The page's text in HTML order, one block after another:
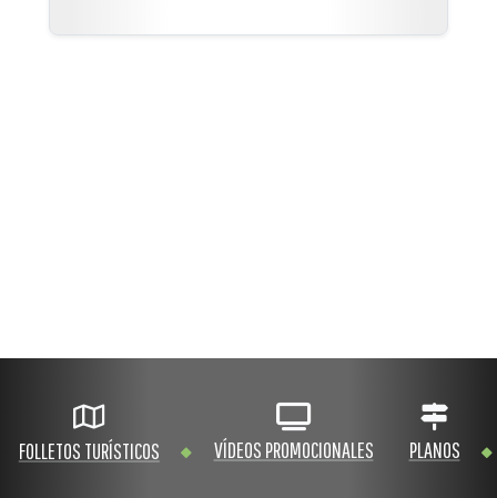
FOLLETOS TURÍSTICOS VÍDEOS PROMOCIONALES PLANOS